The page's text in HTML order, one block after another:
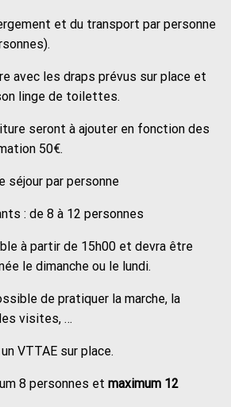
et du transport par personne
avec les draps prévus sur place et
linge de toilettes.
seront à ajouter en fonction des
50€.
séjour par personne
: de 8 à 12 personnes
à partir de 15h00 et devra être
le dimanche ou le lundi.
de pratiquer la marche, la
visites, …
VTTAE sur place.
8 personnes et maximum 12